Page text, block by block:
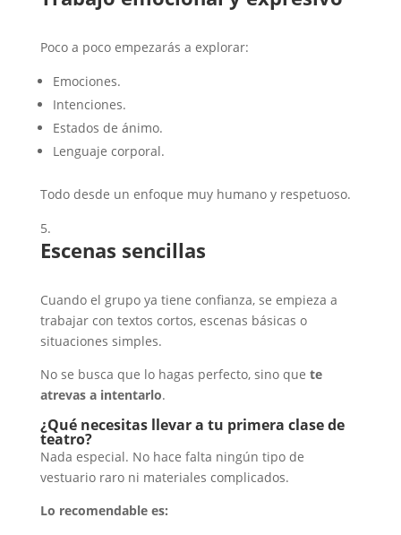
Poco a poco empezarás a explorar:
Emociones.
Intenciones.
Estados de ánimo.
Lenguaje corporal.
Todo desde un enfoque muy humano y respetuoso.
Escenas sencillas
Cuando el grupo ya tiene confianza, se empieza a
trabajar con textos cortos, escenas básicas o
situaciones simples.
No se busca que lo hagas perfecto, sino que te
atrevas a intentarlo.
¿Qué necesitas llevar a tu primera clase de
teatro?
Nada especial. No hace falta ningún tipo de
vestuario raro ni materiales complicados.
Lo recomendable es: